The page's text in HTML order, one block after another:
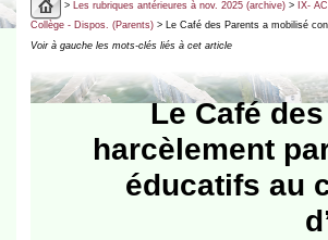
> Les rubriques antérieures à nov. 2025 (archive)> IX-
Collège - Dispos. (Parents)> Le Café des Parents a mobilisé
Voir à gauche les mots-clés liés à cet article
Le Café
harcèlement
éducatifs au